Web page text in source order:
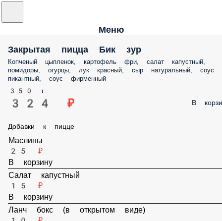
Меню
Закрытая пицца Бик зур
Копченый цыпленок, картофель фри, салат капустный,
помидоры, огурцы, лук красный, сыр натуральный, соус
пикантный, соус фирменный
350 г.
324 ₽ В
Добавки к пицце
Маслины
25 ₽
В корзину
Салат капустный
15 ₽
В корзину